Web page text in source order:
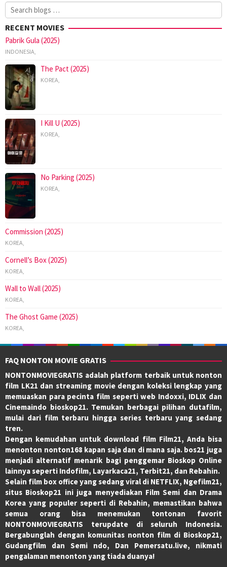
Search
for:
RECENT MOVIES
Pabrik Gula (2025)
INDONESIA
The Pact (2025)
KOREA
I Kill U (2025)
KOREA
No Parking (2025)
KOREA
Commission (2025)
KOREA
Cornell’s Box (2025)
KOREA
Wall to Wall (2025)
KOREA
The Ghost Game (2025)
KOREA
FAQ NONTON MOVIE GRATIS
NONTONMOVIEGRATIS adalah platform terbaik untuk nonton
film LK21 dan streaming movie dengan koleksi lengkap yang
memuaskan para pecinta film seperti web Indoxxi, IDLIX dan
Cinemaindo bioskop21. Temukan berbagai pilihan dutafilm,
mulai dari film terbaru hingga series terbaru yang sedang
tren.
Dengan kemudahan untuk download film Film21, Anda bisa
menonton nonton168 kapan saja dan di mana saja. bos21 juga
menjadi alternatif menarik bagi penggemar Bioskop Online
lainnya seperti Indofilm, Layarkaca21, Terbit21, dan Rebahin.
Selain film box office yang sedang viral di NETFLIX, Ngefilm21,
situs Bioskop21 ini juga menyediakan Film Semi dan Drama
Korea yang populer seperti di Rebahin, memastikan bahwa
semua orang bisa menemukan tontonan favorit
NONTONMOVIEGRATIS terupdate di seluruh Indonesia.
Bergabunglah dengan komunitas nonton film di Bioskop21,
Gudangfilm dan Semi ndo, Dan Pemersatu.live, nikmati
pengalaman menonton yang tiada duanya!